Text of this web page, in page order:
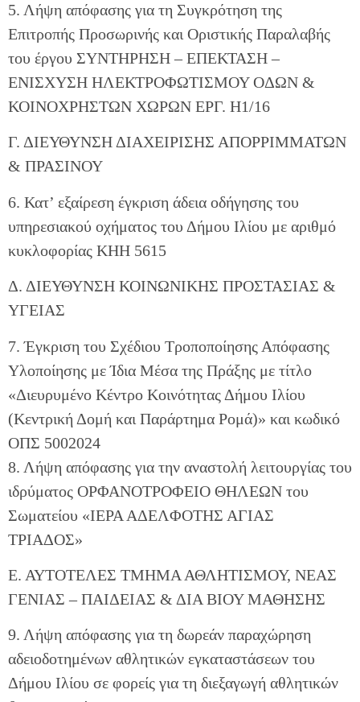
5. Λήψη απόφασης για τη Συγκρότηση της
Επιτροπής Προσωρινής και Οριστικής Παραλαβής
του έργου ΣΥΝΤΗΡΗΣΗ – ΕΠΕΚΤΑΣΗ –
ΕΝΙΣΧΥΣΗ ΗΛΕΚΤΡΟΦΩΤΙΣΜΟΥ ΟΔΩΝ &
ΚΟΙΝΟΧΡΗΣΤΩΝ ΧΩΡΩΝ ΕΡΓ. Η1/16
Γ. ΔΙΕΥΘΥΝΣΗ ΔΙΑΧΕΙΡΙΣΗΣ ΑΠΟΡΡΙΜΜΑΤΩΝ
& ΠΡΑΣΙΝΟΥ
6. Κατ’ εξαίρεση έγκριση άδεια οδήγησης του
υπηρεσιακού οχήματος του Δήμου Ιλίου με αριθμό
κυκλοφορίας ΚΗΗ 5615
Δ. ΔΙΕΥΘΥΝΣΗ ΚΟΙΝΩΝΙΚΗΣ ΠΡΟΣΤΑΣΙΑΣ &
ΥΓΕΙΑΣ
7. Έγκριση του Σχέδιου Τροποποίησης Απόφασης
Υλοποίησης με Ίδια Μέσα της Πράξης με τίτλο
«Διευρυμένο Κέντρο Κοινότητας Δήμου Ιλίου
(Κεντρική Δομή και Παράρτημα Ρομά)» και κωδικό
ΟΠΣ 5002024
8. Λήψη απόφασης για την αναστολή λειτουργίας του
ιδρύματος ΟΡΦΑΝΟΤΡΟΦΕΙΟ ΘΗΛΕΩΝ του
Σωματείου «ΙΕΡΑ ΑΔΕΛΦΟΤΗΣ ΑΓΙΑΣ
ΤΡΙΑΔΟΣ»
Ε. ΑΥΤΟΤΕΛΕΣ ΤΜΗΜΑ ΑΘΛΗΤΙΣΜΟΥ, ΝΕΑΣ
ΓΕΝΙΑΣ – ΠΑΙΔΕΙΑΣ & ΔΙΑ ΒΙΟΥ ΜΑΘΗΣΗΣ
9. Λήψη απόφασης για τη δωρεάν παραχώρηση
αδειοδοτημένων αθλητικών εγκαταστάσεων του
Δήμου Ιλίου σε φορείς για τη διεξαγωγή αθλητικών